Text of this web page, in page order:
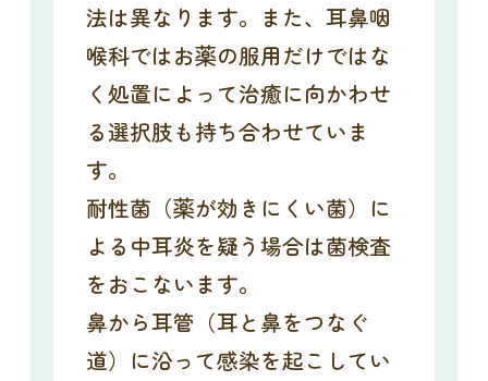
法は異なります。また、耳鼻咽
喉科ではお薬の服用だけではな
く処置によって治癒に向かわせ
る選択肢も持ち合わせていま
す。
耐性菌（薬が効きにくい菌）に
よる中耳炎を疑う場合は菌検査
をおこないます。
鼻から耳管（耳と鼻をつなぐ
道）に沿って感染を起こしてい